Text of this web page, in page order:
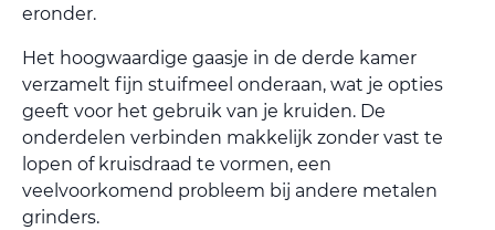
eronder.
Het hoogwaardige gaasje in de derde kamer
verzamelt fijn stuifmeel onderaan, wat je opties
geeft voor het gebruik van je kruiden. De
onderdelen verbinden makkelijk zonder vast te
lopen of kruisdraad te vormen, een
veelvoorkomend probleem bij andere metalen
grinders.